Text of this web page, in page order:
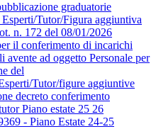
graduatorie
Tutor/Figura aggiuntiva
n. 172 del 08/01/2026
il conferimento di incarichi
avente ad oggetto Personale per
del
Tutor/figure aggiuntive
decreto conferimento
Piano estate 25 26
- Piano Estate 24-25